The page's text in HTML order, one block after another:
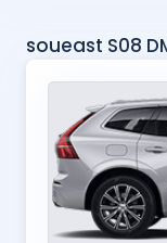
soueast S08